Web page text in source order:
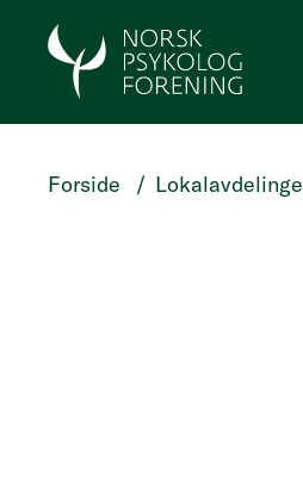
HOPP TIL HOVEDINNHOLD
Forside /